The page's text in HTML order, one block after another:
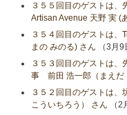
３５５回目のゲストは、
Artisan Avenue 天野 実 (
３５４回目のゲストは、
まの みのる) さん （3月9
３５３回目のゲストは、
事 前田 浩一郎（まえだ
３５２回目のゲストは、
こういちろう） さん （2